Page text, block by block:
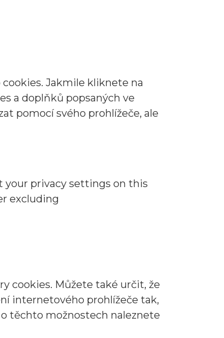
Jakmile kliknete na
a doplňků popsaných ve
pomocí svého prohlížeče, ale
your privacy settings on this
excluding
cookies. Můžete také určit, že
internetového prohlížeče tak,
těchto možnostech naleznete